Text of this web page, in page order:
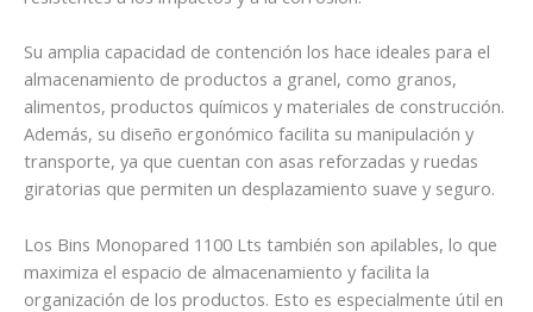
Su amplia capacidad de contención los hace ideales para el
almacenamiento de productos a granel, como granos,
alimentos, productos químicos y materiales de construcción.
Además, su diseño ergonómico facilita su manipulación y
transporte, ya que cuentan con asas reforzadas y ruedas
giratorias que permiten un desplazamiento suave y seguro.
Los Bins Monopared 1100 Lts también son apilables, lo que
maximiza el espacio de almacenamiento y facilita la
organización de los productos. Esto es especialmente útil en